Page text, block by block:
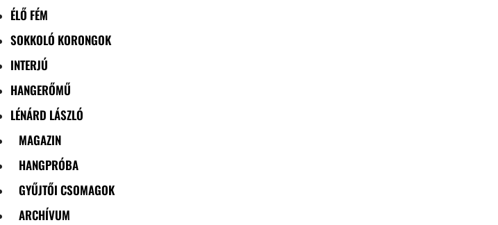
ÉLŐ FÉM
SOKKOLÓ KORONGOK
INTERJÚ
HANGERŐMŰ
LÉNÁRD LÁSZLÓ
MAGAZIN
HANGPRÓBA
GYŰJTŐI CSOMAGOK
ARCHÍVUM